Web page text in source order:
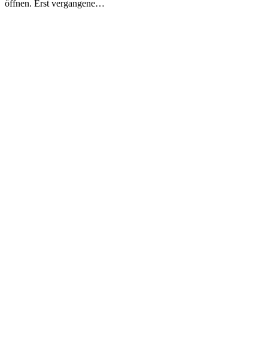
öffnen. Erst vergangene…